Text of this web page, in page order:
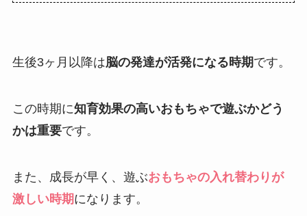
生後3ヶ月以降は脳の発達が活発になる時期です。
この時期に知育効果の高いおもちゃで遊ぶかどう
かは重要です。
また、成長が早く、遊ぶおもちゃの入れ替わりが
激しい時期になります。